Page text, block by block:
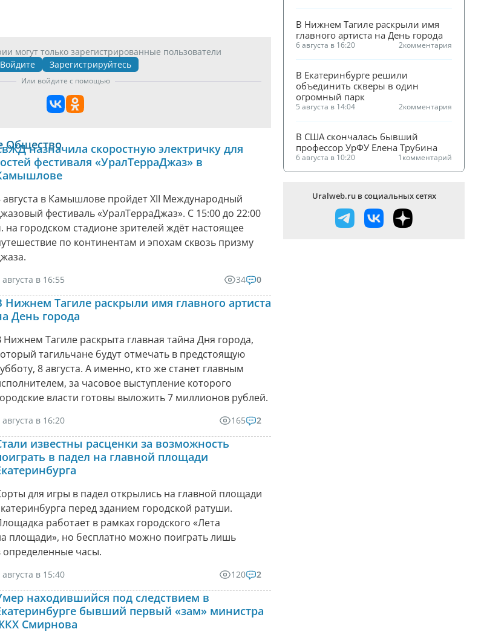
могут только зарегистрированные пользователи
Войдите
Зарегистрируйтесь
Или войдите с помощью
Общество
назначила скоростную электричку для
фестиваля «УралТерраДжаз» в
августа в Камышлове пройдет XII Международный
фестиваль «УралТерраДжаз». С 15:00 до 22:00
на городском стадионе зрителей ждёт настоящее
по континентам и эпохам сквозь призму
августа в 16:55 34 0
Нижнем Тагиле раскрыли имя главного артиста
День города
Нижнем Тагиле раскрыта главная тайна Дня города,
тагильчане будут отмечать в предстоящую
8 августа. А именно, кто же станет главным
за часовое выступление которого
власти готовы выложить 7 миллионов рублей.
августа в 16:20 165 2
известны расценки за возможность
в падел на главной площади
для игры в падел открылись на главной площади
перед зданием городской ратуши.
работает в рамках городского «Лета
площади», но бесплатно можно поиграть лишь
определенные часы.
августа в 15:40 120 2
находившийся под следствием в
бывший первый «зам» министра
Смирнова
В Нижнем Тагиле раскрыли имя
главного артиста на День города
6 августа в 16:20 2комментария
В Екатеринбурге решили
объединить скверы в один
огромный парк
5 августа в 14:04 2комментария
В США скончалась бывший
профессор УрФУ Елена Трубина
6 августа в 10:20 1комментарий
Uralweb.ru в социальных сетях